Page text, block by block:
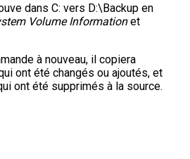
dans C: vers D:\Backup en
Volume Informationet
à nouveau, il copiera
ont été changés ou ajoutés, et
ont été supprimés à la source.